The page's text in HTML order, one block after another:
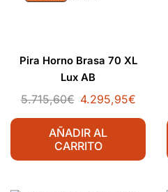
Pira Horno Brasa 70 XL
Lux AB
5.715,60€ 4.295,95€
AÑADIR AL
CARRITO